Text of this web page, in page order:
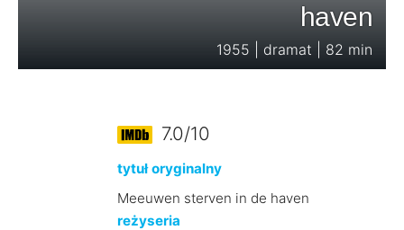
haven
1955 | dramat | 82 min
7.0/10
tytuł oryginalny
Meeuwen sterven in de haven
reżyseria